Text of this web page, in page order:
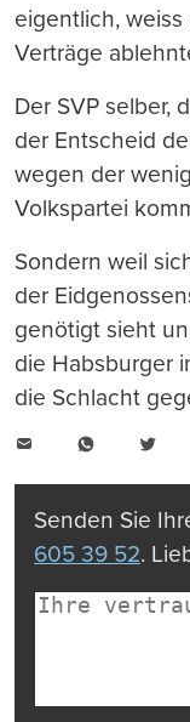
eigentlich,
Verträge
Der SVP selber,
der Entscheid
wegen der
Volkspartei
Sondern weil
der
genötigt sieht
die Habsburger
die Schlacht
WhatsApp
Senden Sie
605 39 52.